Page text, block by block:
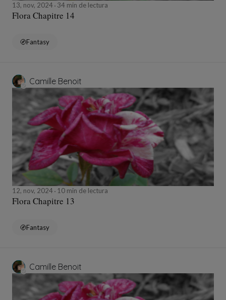
13, nov, 2024 34 min de lectura
Flora Chapitre 14
Fantasy
Camille Benoit
12, nov, 2024 10 min de lectura
Flora Chapitre 13
Fantasy
Camille Benoit